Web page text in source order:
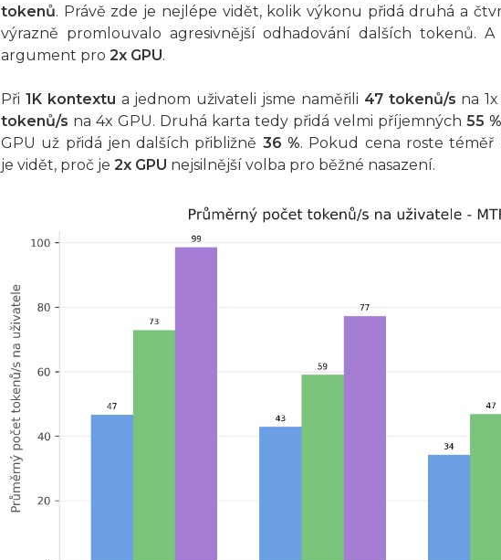
tokenů. Právě zde je nejlépe vidět, kolik výkonu přidá druhá a
výrazně promlouvalo agresivnější odhadování dalších tokenů.
argument pro 2x GPU.
Při 1K kontextu a jednom uživateli jsme naměřili 47 tokenů/s na
tokenů/s na 4x GPU. Druhá karta tedy přidá velmi příjemných 55 %
GPU už přidá jen dalších přibližně 36 %. Pokud cena roste téměř
je vidět, proč je 2x GPU nejsilnější volba pro běžné nasazení.